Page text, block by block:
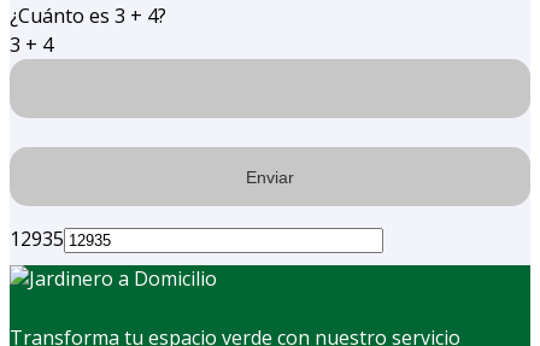
¿Cuánto es 3 + 4?
3 + 4
12935
Transforma tu espacio verde con nuestro servicio